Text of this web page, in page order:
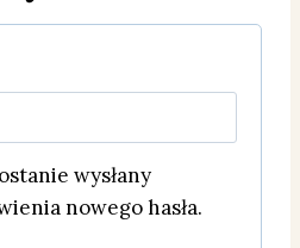
wysłany
nowego hasła.